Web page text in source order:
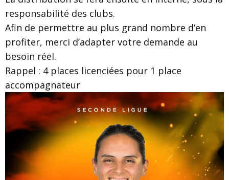
responsabilité des clubs.
Afin de permettre au plus grand nombre d’en
profiter, merci d’adapter votre demande au
besoin réel.
Rappel : 4 places licenciées pour 1 place
accompagnateur